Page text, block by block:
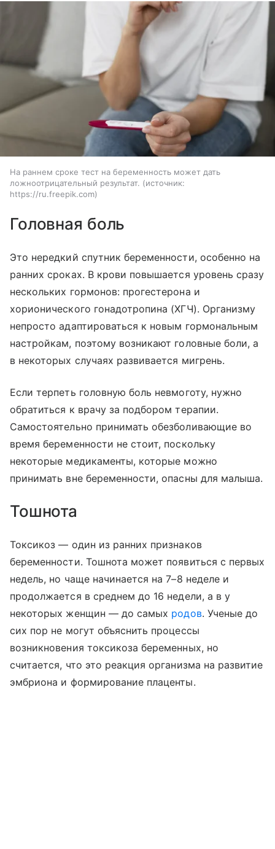
На раннем сроке тест на беременность может дать
ложноотрицательный результат.
источник:
https://ru.freepik.com
Головная боль
Это нередкий спутник беременности, особенно на
ранних сроках. В крови повышается уровень сразу
нескольких гормонов: прогестерона и
хорионического гонадотропина (ХГЧ). Организму
непросто адаптироваться к новым гормональным
настройкам, поэтому возникают головные боли, а
в некоторых случаях развивается мигрень.
Если терпеть головную боль невмоготу, нужно
обратиться к врачу за подбором терапии.
Самостоятельно принимать обезболивающие во
время беременности не стоит, поскольку
некоторые медикаменты, которые можно
принимать вне беременности, опасны для малыша.
Тошнота
Токсикоз — один из ранних признаков
беременности. Тошнота может появиться с первых
недель, но чаще начинается на 7–8 неделе и
продолжается в среднем до 16 недели, а в у
некоторых женщин — до самых родов. Ученые до
сих пор не могут объяснить процессы
возникновения токсикоза беременных, но
считается, что это реакция организма на развитие
эмбриона и формирование плаценты.